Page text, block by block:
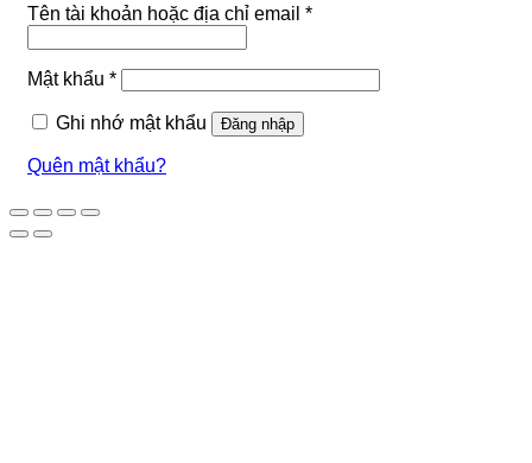
Tên tài khoản hoặc địa chỉ email *Bắt
Mật khẩu *Bắt
Ghi nhớ mật khẩu
Đăng nhập
Quên mật khẩu?